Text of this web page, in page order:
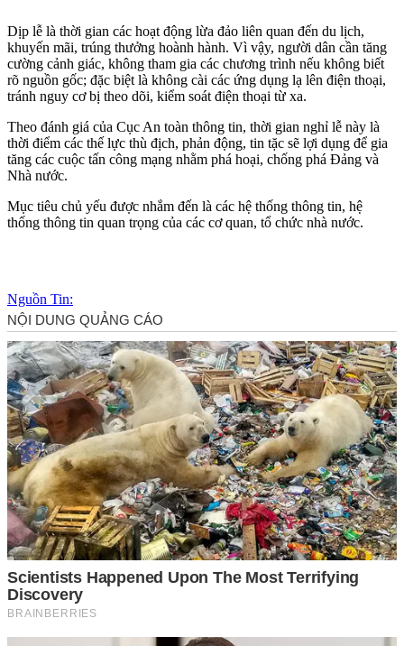
Dịp lễ là thời gian các hoạt động lừa đảo liên quan đến du lịch,
khuyến mãi, trúng thưởng hoành hành. Vì vậy, người dân cần tăng
cường cảnh giác, không tham gia các chương trình nếu không biết
rõ nguồn gốc; đặc biệt là không cài các ứng dụng lạ lên điện thoại,
tránh nguy cơ bị theo dõi, kiểm soát điện thoại từ xa.
Theo đánh giá của Cục An toàn thông tin, thời gian nghỉ lễ này là
thời điểm các thế lực thù địch, phản động, tin tặc sẽ lợi dụng để gia
tăng các cuộc tấn công mạng nhằm phá hoại, chống phá Đảng và
Nhà nước.
Mục tiêu chủ yếu được nhắm đến là các hệ thống thông tin, hệ
thống thông tin quan trọng của các cơ quan, tổ chức nhà nước.
Nguồn Tin: